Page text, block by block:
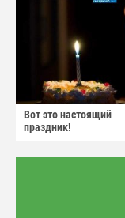
Вот это настоящий
праздник!